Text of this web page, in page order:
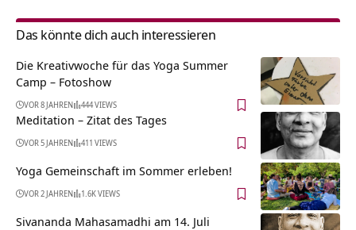
Das könnte dich auch interessieren
Die Kreativwoche für das Yoga Summer
Camp – Fotoshow
VOR 8 JAHREN 444 VIEWS
Meditation – Zitat des Tages
VOR 5 JAHREN 411 VIEWS
Yoga Gemeinschaft im Sommer erleben!
VOR 2 JAHREN 1.6K VIEWS
Sivananda Mahasamadhi am 14. Juli